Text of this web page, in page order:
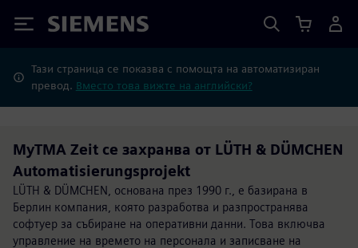
Siemens
Тази страница се показва с помощта на автоматизиран
превод. Вместо това вижте на английски?
MyTMA Zeit се захранва от LÜTH & DÜMCHEN
Automatisierungsprojekt
LÜTH & DÜMCHEN, основана през 1990 г., е базирана в
Берлин компания, която разработва и разпространява
софтуер за събиране на оперативни данни. Това включва
управление на времето на персонала и записване на